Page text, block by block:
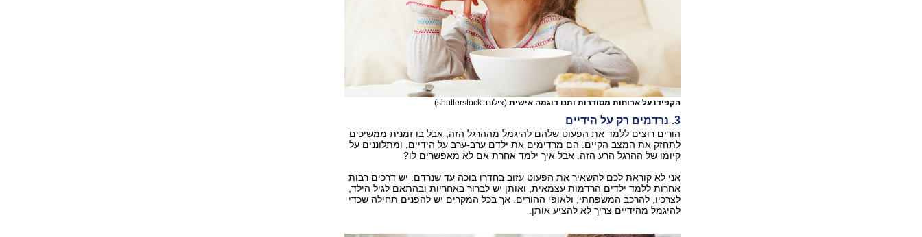
הקפידו על ארוחות מסודרות ותנו דוגמה אישית (צילום: shutterstock)
3. נרדמים רק על הידיים
הורים רוצים ללמד את הפעוט שלהם להיגמל מההרגל הזה, אבל בו זמנית ממשיכים
לתחזק את המצב הקיים. הם מרדימים את ילדם ערב-ערב על הידיים, ומתלוננים על
קיומו של ההרגל הרע הזה. אבל איך ילמד אחרת אם לא מאפשרים לו?
אני לא קוראת לכם להשאיר את הפעוט עזוב בחדרו בוכה עד שנרדם. יש דרכים רבות
אחרות ללמד ילדים הרדמות עצמאית, ואותן יש לברור באחריות ובהתאם לגיל הילד,
לצרכיו, להרכב המשפחתי, ולאופי ההורים. אך בכל המקרים יש להפנים תחילה שכדי
להיגמל מהידיים צריך לא להציע אותן.